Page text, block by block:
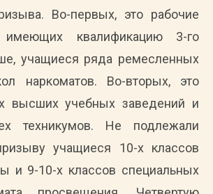
Во-первых, это рабочие
имеющих квалификацию 3-го
учащиеся ряда ремесленных
наркоматов. Во-вторых, это
высших учебных заведений и
техникумов. Не подлежали
учащиеся 10-х классов
и 9-10-х классов специальных